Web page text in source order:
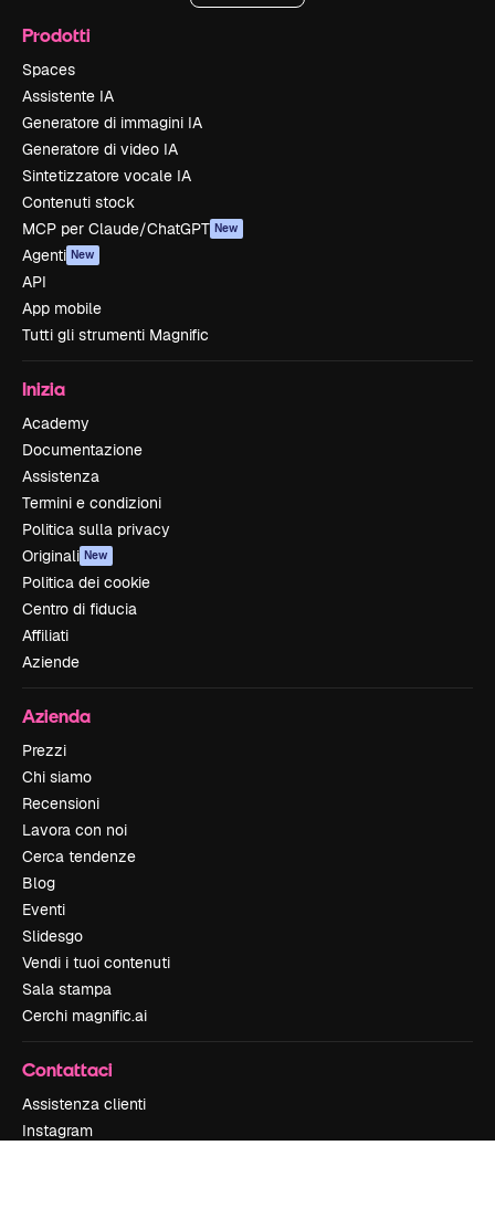
Prodotti
Spaces
Assistente IA
Generatore di immagini IA
Generatore di video IA
Sintetizzatore vocale IA
Contenuti stock
MCP per Claude/ChatGPT New
Agenti New
API
App mobile
Tutti gli strumenti Magnific
Inizia
Academy
Documentazione
Assistenza
Termini e condizioni
Politica sulla privacy
Originali New
Politica dei cookie
Centro di fiducia
Affiliati
Aziende
Azienda
Prezzi
Chi siamo
Recensioni
Lavora con noi
Cerca tendenze
Blog
Eventi
Slidesgo
Vendi i tuoi contenuti
Sala stampa
Cerchi magnific.ai
Contattaci
Assistenza clienti
Instagram